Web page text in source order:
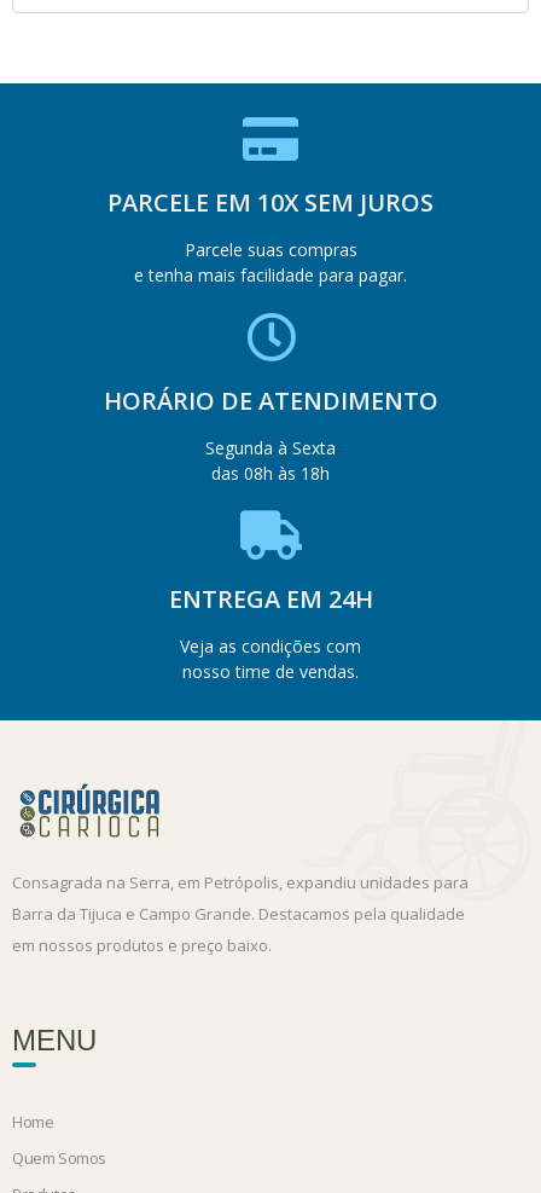
PARCELE EM 10X SEM JUROS
Parcele suas compras
e tenha mais facilidade para pagar.
HORÁRIO DE ATENDIMENTO
Segunda à Sexta
das 08h às 18h
ENTREGA EM 24H
Veja as condições com
nosso time de vendas.
Consagrada na Serra, em Petrópolis, expandiu unidades para
Barra da Tijuca e Campo Grande. Destacamos pela qualidade
em nossos produtos e preço baixo.
MENU
Home
Quem Somos